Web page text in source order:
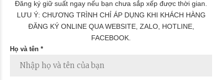
Đăng ký giữ suất ngay nếu bạn chưa sắp xếp được thời gian.
LƯU Ý: CHƯƠNG TRÌNH CHỈ ÁP DỤNG KHI KHÁCH HÀNG
ĐĂNG KÝ ONLINE QUA WEBSITE, ZALO, HOTLINE,
FACEBOOK.
Họ và tên *